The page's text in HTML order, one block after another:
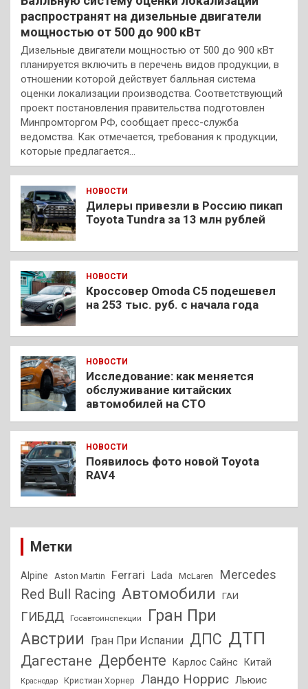
распространят на дизельные двигатели
мощностью от 500 до 900 кВт
Дизельные двигатели мощностью от 500 до 900 кВт
планируется включить в перечень видов продукции, в
отношении которой действует балльная система
оценки локализации производства. Соответствующий
проект постановления правительства подготовлен
Минпромторгом РФ, сообщает пресс-служба
ведомства. Как отмечается, требования к продукции,
которые предлагается…
НОВОСТИ
Дилеры привезли в Россию пикап
Toyota Tundra за 13 млн рублей
НОВОСТИ
Кроссовер Omoda C5 подешевел
на 253 тыс. руб. с начала года
НОВОСТИ
Исследование: как меняется
обслуживание китайских
автомобилей на СТО
НОВОСТИ
Появилось фото новой Toyota
RAV4
Метки
Alpine Aston Martin Ferrari Lada McLaren Mercedes
Red Bull Racing Автомобили ГАИ
ГИБДД Госавтоинспекции
Гран При
Австрии
Гран При Испании ДПС ДТП
Дагестане Дербенте Карлос Сайнс Китай
Краснодар Кристиан Хорнер Ландо Норрис Льюис